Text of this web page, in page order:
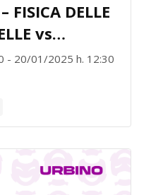
FISICA DELLE
vs
- 20/01/2025 h. 12:30